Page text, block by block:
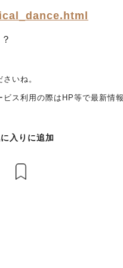
いね。
ス利用の際はHP等で最新情
入りに追加